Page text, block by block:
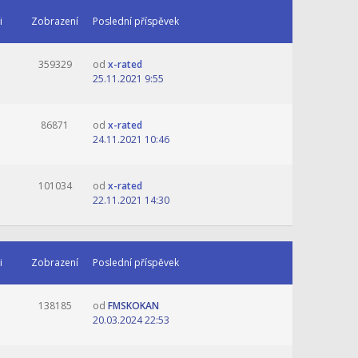
Zobrazení Poslední příspěvek
359329 od x-rated
25.11.2021 9:55
86871 od x-rated
24.11.2021 10:46
101034 od x-rated
22.11.2021 14:30
Zobrazení Poslední příspěvek
138185 od FMSKOKAN
20.03.2024 22:53